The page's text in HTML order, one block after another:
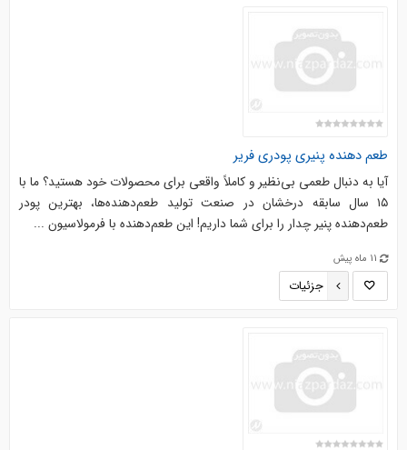
طعم دهنده پنیری پودری فریر
آیا به دنبال طعمی بی‌نظیر و کاملاً واقعی برای محصولات خود هستید؟ ما با
۱۵ سال سابقه درخشان در صنعت تولید طعم‌دهنده‌ها، بهترین پودر
طعم‌دهنده پنیر چدار را برای شما داریم! این طعم‌دهنده با فرمولاسیون ...
11 ماه پیش
جزئیات